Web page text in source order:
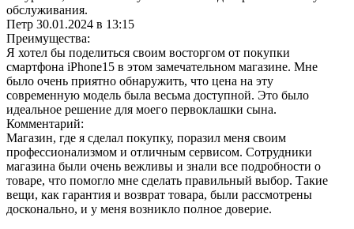
обслуживания.
Петр 30.01.2024 в 13:15
Преимущества:
Я хотел бы поделиться своим восторгом от покупки
смартфона iPhone15 в этом замечательном магазине. Мне
было очень приятно обнаружить, что цена на эту
современную модель была весьма доступной. Это было
идеальное решение для моего первоклашки сына.
Комментарий:
Магазин, где я сделал покупку, поразил меня своим
профессионализмом и отличным сервисом. Сотрудники
магазина были очень вежливы и знали все подробности о
товаре, что помогло мне сделать правильный выбор. Такие
вещи, как гарантия и возврат товара, были рассмотрены
досконально, и у меня возникло полное доверие.